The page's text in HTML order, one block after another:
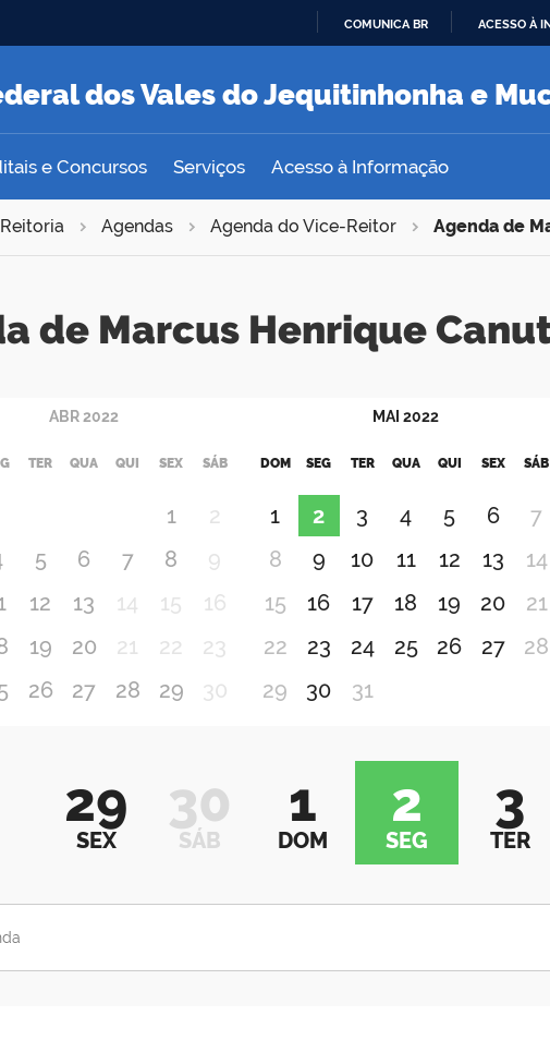
O
COMUNICA BR ACESSO À
dos Vales do Jequitinhonha e
e Concursos Serviços Acesso à Informação
Reitoria Agendas Agenda do Vice-Reitor Agenda de
de Marcus Henrique
ABR2022
TER QUA QUI SEX SÁB
1
2
5 6 7 8
9
12 13 14 15
16
19 20 21 22
23
26 27 28 29 30
MAI 2022
DOM SEG TER QUA QUI SEX SÁB
1 2 3 4 5 6
7
8
9 10 11 12 13
14
15
16 17 18 19 20
21
22
23 24 25 26 27
28
29
30 31
29
SEX
30
SÁB
1
DOM
2
SEG
3
TER